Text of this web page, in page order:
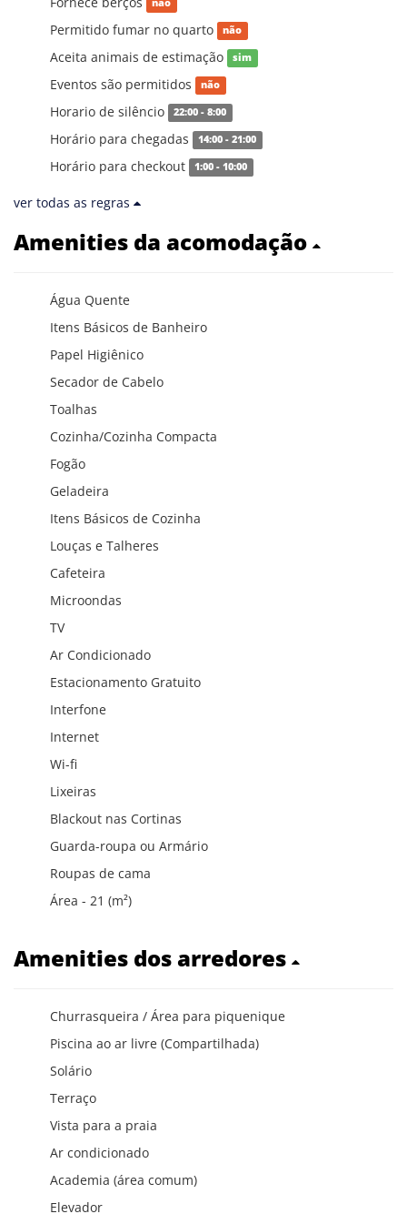
não
Permitido fumar no quarto não
Aceita animais de estimação sim
Eventos são permitidos não
Horario de silêncio 22:00 - 8:00
Horário para chegadas 14:00 - 21:00
Horário para checkout 1:00 - 10:00
ver todas as regras
Amenities da acomodação
Água Quente
Itens Básicos de Banheiro
Papel Higiênico
Secador de Cabelo
Toalhas
Cozinha/Cozinha Compacta
Fogão
Geladeira
Itens Básicos de Cozinha
Louças e Talheres
Cafeteira
Microondas
TV
Ar Condicionado
Estacionamento Gratuito
Interfone
Internet
Wi-fi
Lixeiras
Blackout nas Cortinas
Guarda-roupa ou Armário
Roupas de cama
Área - 21 (m²)
Amenities dos arredores
Churrasqueira / Área para piquenique
Piscina ao ar livre (Compartilhada)
Solário
Terraço
Vista para a praia
Ar condicionado
Academia (área comum)
Elevador